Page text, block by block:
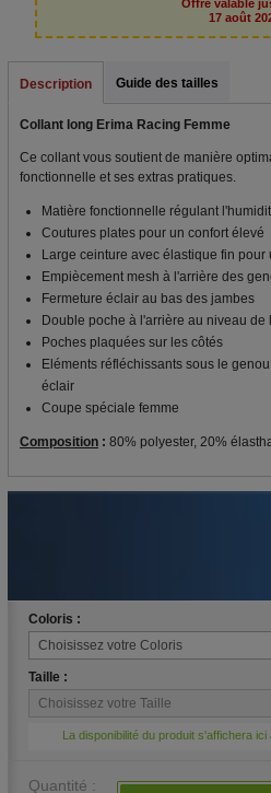
Offre valable
17 août
Description Guide des tailles
Collant long Erima Racing Femme
Ce collant vous soutient de manière
fonctionnelle et ses extras pratiques.
Matière fonctionnelle régulant
Coutures plates pour un confort élevé
Large ceinture avec élastique fin pour
Empiècement mesh à l'arrière des
Fermeture éclair au bas des jambes
Double poche à l'arrière au niveau de
Poches plaquées sur les côtés
Eléments réfléchissants sous le
éclair
Coupe spéciale femme
Composition : 80% polyester, 20%
Coloris :
Taille :
La disponibilité du produit s'affichera
Quantité :